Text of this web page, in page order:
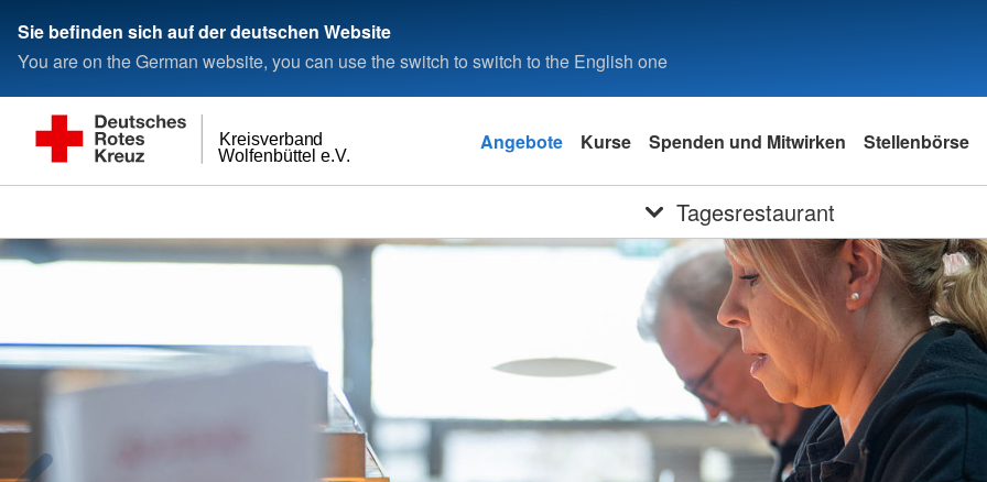
Sie befinden sich auf der deutschen Website
You are on the German website, you can use the switch to switch to the English one
Wolfenbüttel e.V.
Kreisverband Angebote Kurse Spenden und Mitwirken Stellenbörse
Tagesrestaurant